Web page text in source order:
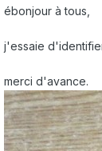
ébonjour à tous,
j'essaie
merci d'avance.